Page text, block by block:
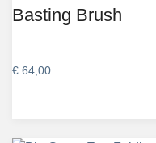
Basting Brush
€ 64,00